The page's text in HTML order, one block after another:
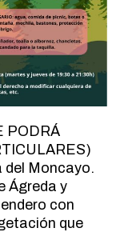
PODRÁ
del Moncayo.
Ágreda y
con
que